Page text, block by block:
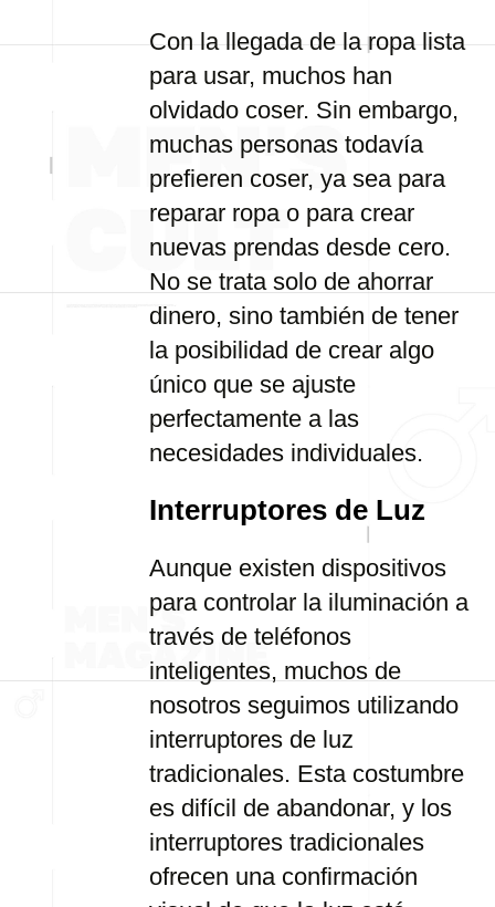
Con la llegada de la ropa lista
para usar, muchos han
olvidado coser. Sin embargo,
muchas personas todavía
prefieren coser, ya sea para
reparar ropa o para crear
nuevas prendas desde cero.
No se trata solo de ahorrar
dinero, sino también de tener
la posibilidad de crear algo
único que se ajuste
perfectamente a las
necesidades individuales.
Interruptores de Luz
Aunque existen dispositivos
para controlar la iluminación a
través de teléfonos
inteligentes, muchos de
nosotros seguimos utilizando
interruptores de luz
tradicionales. Esta costumbre
es difícil de abandonar, y los
interruptores tradicionales
ofrecen una confirmación